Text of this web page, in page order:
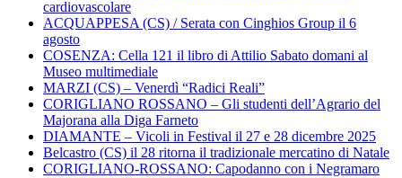
cardiovascolare
ACQUAPPESA (CS) / Serata con Cinghios Group il 6
agosto
COSENZA: Cella 121 il libro di Attilio Sabato domani al
Museo multimediale
MARZI (CS) – Venerdì “Radici Reali”
CORIGLIANO ROSSANO – Gli studenti dell’Agrario del
Majorana alla Diga Farneto
DIAMANTE – Vicoli in Festival il 27 e 28 dicembre 2025
Belcastro (CS) il 28 ritorna il tradizionale mercatino di Natale
CORIGLIANO-ROSSANO: Capodanno con i Negramaro